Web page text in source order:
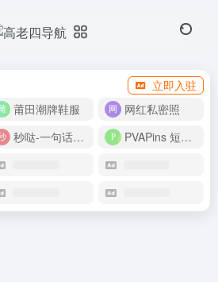
立即入驻
莆田潮牌鞋服
网红私密照
秒哒-一句话做应用
PVAPins 短信接码平台